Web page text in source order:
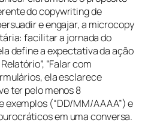
do copywriting de
e engajar, a microcopy
facilitar a jornada do
define a expectativa da ação
“Falar com
ela esclarece
ter pelo menos 8
(“DD/MM/AAAA”) e
em uma conversa.